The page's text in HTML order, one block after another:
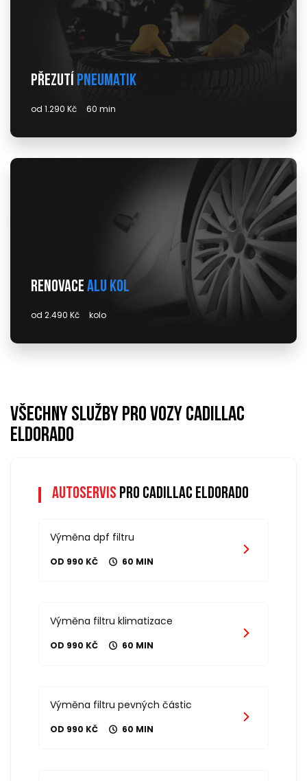
Přezutí pneumatik
od 1.290 Kč 60 min
Renovace alu kol
od 2.490 Kč kolo
Všechny služby pro vozy cadillac
eldorado
Autoservis pro cadillac eldorado
Výměna dpf filtru
OD 990 KČ 60 MIN
Výměna filtru klimatizace
OD 990 KČ 60 MIN
Výměna filtru pevných částic
OD 990 KČ 60 MIN